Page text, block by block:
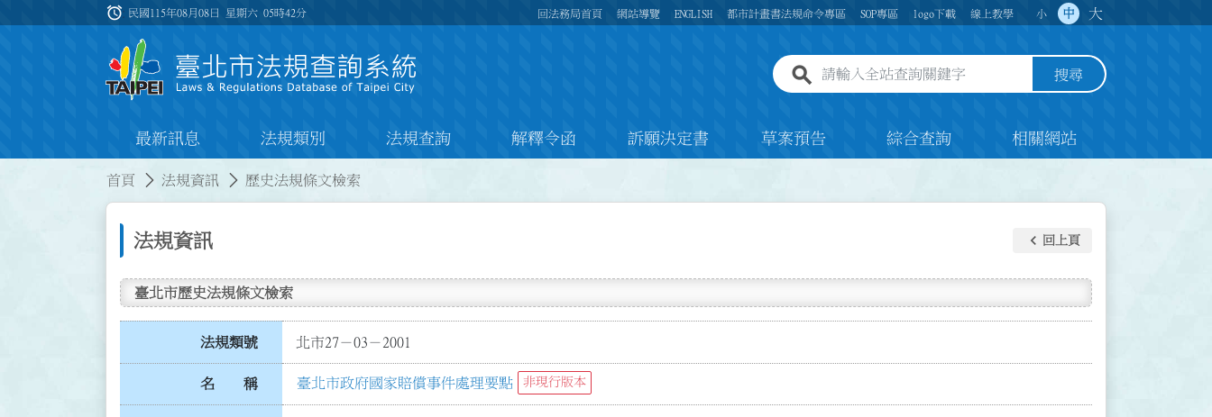
:::
alarm 民國115年08月08日 星期六05時42分 回法務局首頁 網站導覽 ENGLISH 都市計畫書法規命令專區 SOP專區 logo下載 線上教學 小 中 大
全站查詢關鍵字欄位 搜尋
最新訊息 法規類別 法規查詢 解釋令函 訴願決定書 草案預告 綜合查詢 相關網站
首頁 法規資訊 歷史法規條文檢索
法規資訊 keyboard_arrow_left 回上頁
臺北市歷史法規條文檢索
法規類號 北市27－03－2001
名 稱 臺北市政府國家賠償事件處理要點 非現行版本